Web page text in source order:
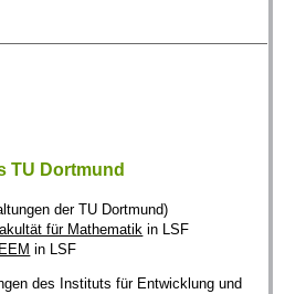
TU Dortmund
der TU Dortmund)
für Mathematik in LSF
in LSF
des Instituts für Entwicklung und